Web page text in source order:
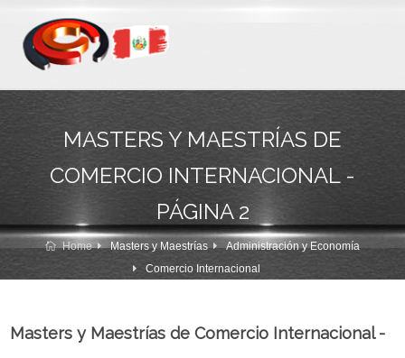
MASTERS Y MAESTRÍAS DE
COMERCIO INTERNACIONAL -
PÁGINA 2
Home Masters y Maestrías
Administración y Economía
Comercio Internacional
Masters y Maestrías de Comercio Internacional -